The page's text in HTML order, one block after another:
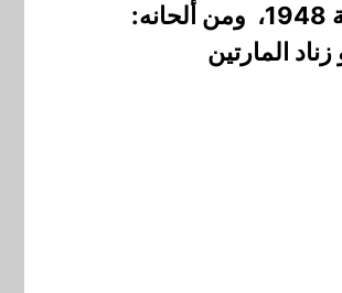
ويعتبر سردانة من أشهر ملحني أغاني الثورة، حيث لحن معظم أغاني وأناشيد الثورة الفلسطينية منذ حرب النكبة 1948، ومن ألحانه:
المارتين